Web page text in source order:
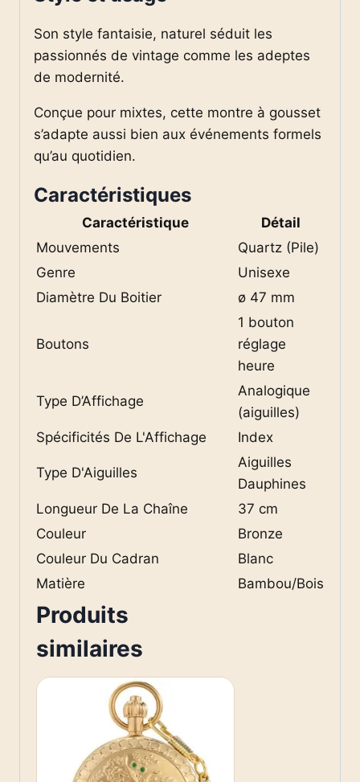
Son style fantaisie, naturel séduit les
passionnés de vintage comme les adeptes
de modernité.
Conçue pour mixtes, cette montre à gousset
s’adapte aussi bien aux événements formels
qu’au quotidien.
Caractéristiques
Caractéristique
Détail
Mouvements
Quartz (Pile)
Genre
Unisexe
Diamètre Du Boitier
ø 47 mm
Boutons
1 bouton
réglage
heure
Type D’Affichage
Analogique
(aiguilles)
Spécificités De L'Affichage
Index
Type D'Aiguilles
Aiguilles
Dauphines
Longueur De La Chaîne
37 cm
Couleur
Bronze
Couleur Du Cadran
Blanc
Matière
Bambou/Bois
Produits
similaires